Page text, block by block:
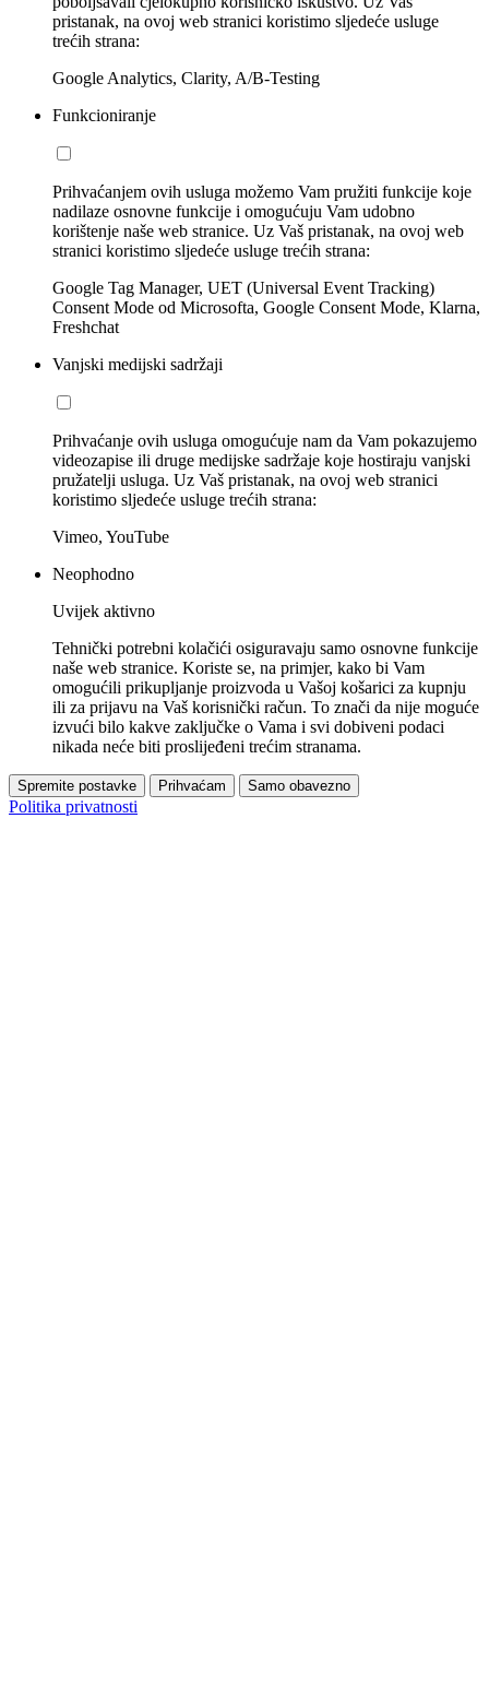
pristanak, na ovoj web stranici koristimo sljedeće usluge
trećih strana:
Google Analytics, Clarity, A/B-Testing
Funkcioniranje
Prihvaćanjem ovih usluga možemo Vam pružiti funkcije koje
nadilaze osnovne funkcije i omogućuju Vam udobno
korištenje naše web stranice. Uz Vaš pristanak, na ovoj web
stranici koristimo sljedeće usluge trećih strana:
Google Tag Manager, UET (Universal Event Tracking)
Consent Mode od Microsofta, Google Consent Mode, Klarna,
Freshchat
Vanjski medijski sadržaji
Prihvaćanje ovih usluga omogućuje nam da Vam pokazujemo
videozapise ili druge medijske sadržaje koje hostiraju vanjski
pružatelji usluga. Uz Vaš pristanak, na ovoj web stranici
koristimo sljedeće usluge trećih strana:
Vimeo, YouTube
Neophodno
Uvijek aktivno
Tehnički potrebni kolačići osiguravaju samo osnovne funkcije
naše web stranice. Koriste se, na primjer, kako bi Vam
omogućili prikupljanje proizvoda u Vašoj košarici za kupnju
ili za prijavu na Vaš korisnički račun. To znači da nije moguće
izvući bilo kakve zaključke o Vama i svi dobiveni podaci
nikada neće biti proslijeđeni trećim stranama.
Spremite postavke Prihvaćam Samo obavezno
Politika privatnosti